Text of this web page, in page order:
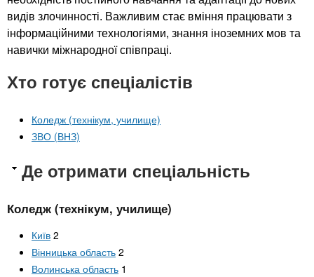
видів злочинності. Важливим стає вміння працювати з
інформаційними технологіями, знання іноземних мов та
навички міжнародної співпраці.
Хто готує спеціалістів
Коледж (технікум, училище)
ЗВО (ВНЗ)
Де отримати спеціальність
Коледж (технікум, училище)
Київ 2
Вінницька область 2
Волинська область 1